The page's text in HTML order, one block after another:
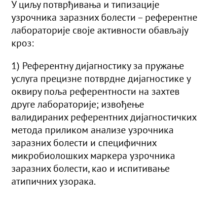
У циљу потврђивања и типизације
узрочника заразних болести – референтне
лабораторије своје активности обављају
кроз:
1) Референтну дијагностику за пружање
услуга прецизне потврдне дијагностике у
оквиру поља референтности на захтев
друге лабораторије; извођење
валидираних референтних дијагностичких
метода приликом анализе узрочника
заразних болести и специфичних
микробиолошких маркера узрочника
заразних болести, као и испитивање
атипичних узорака.